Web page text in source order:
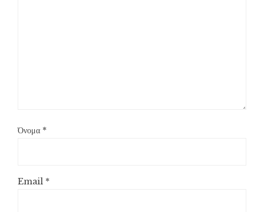
Όνομα *
Email *